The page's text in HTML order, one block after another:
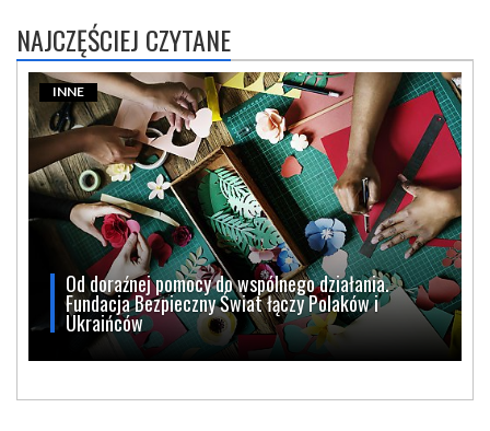
NAJCZĘŚCIEJ CZYTANE
Od doraźnej pomocy do wspólnego działania.
Fundacja Bezpieczny Świat łączy Polaków i
Ukraińców
INNE